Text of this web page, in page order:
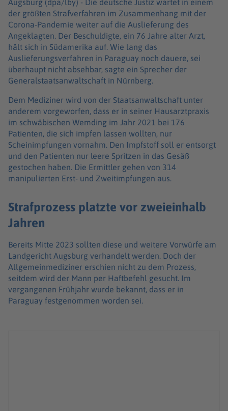
Augsburg (dpa/lby) - Die deutsche Justiz wartet in einem
der größten Strafverfahren im Zusammenhang mit der
Corona-Pandemie weiter auf die Auslieferung des
Angeklagten. Der Beschuldigte, ein 76 Jahre alter Arzt,
hält sich in Südamerika auf. Wie lang das
Auslieferungsverfahren in Paraguay noch dauere, sei
überhaupt nicht absehbar, sagte ein Sprecher der
Generalstaatsanwaltschaft in Nürnberg.
Dem Mediziner wird von der Staatsanwaltschaft unter
anderem vorgeworfen, dass er in seiner Hausarztpraxis
im schwäbischen Wemding im Jahr 2021 bei 176
Patienten, die sich impfen lassen wollten, nur
Scheinimpfungen vornahm. Den Impfstoff soll er entsorgt
und den Patienten nur leere Spritzen in das Gesäß
gestochen haben. Die Ermittler gehen von 314
manipulierten Erst- und Zweitimpfungen aus.
Strafprozess platzte vor zweieinhalb
Jahren
Bereits Mitte 2023 sollten diese und weitere Vorwürfe am
Landgericht Augsburg verhandelt werden. Doch der
Allgemeinmediziner erschien nicht zu dem Prozess,
seitdem wird der Mann per Haftbefehl gesucht. Im
vergangenen Frühjahr wurde bekannt, dass er in
Paraguay festgenommen worden sei.